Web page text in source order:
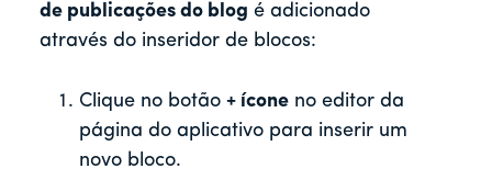
de publicações do blog é adicionado
através do inseridor de blocos:
Clique no botão + ícone no editor da
página do aplicativo para inserir um
novo bloco.